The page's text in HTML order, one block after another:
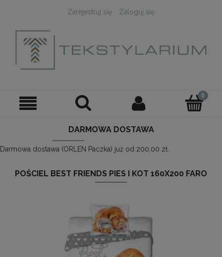
Zarejestruj się Zaloguj się
DARMOWA DOSTAWA
Darmowa dostawa (ORLEN Paczka) już od 200,00 zł.
POŚCIEL BEST FRIENDS PIES I KOT 160X200 FARO